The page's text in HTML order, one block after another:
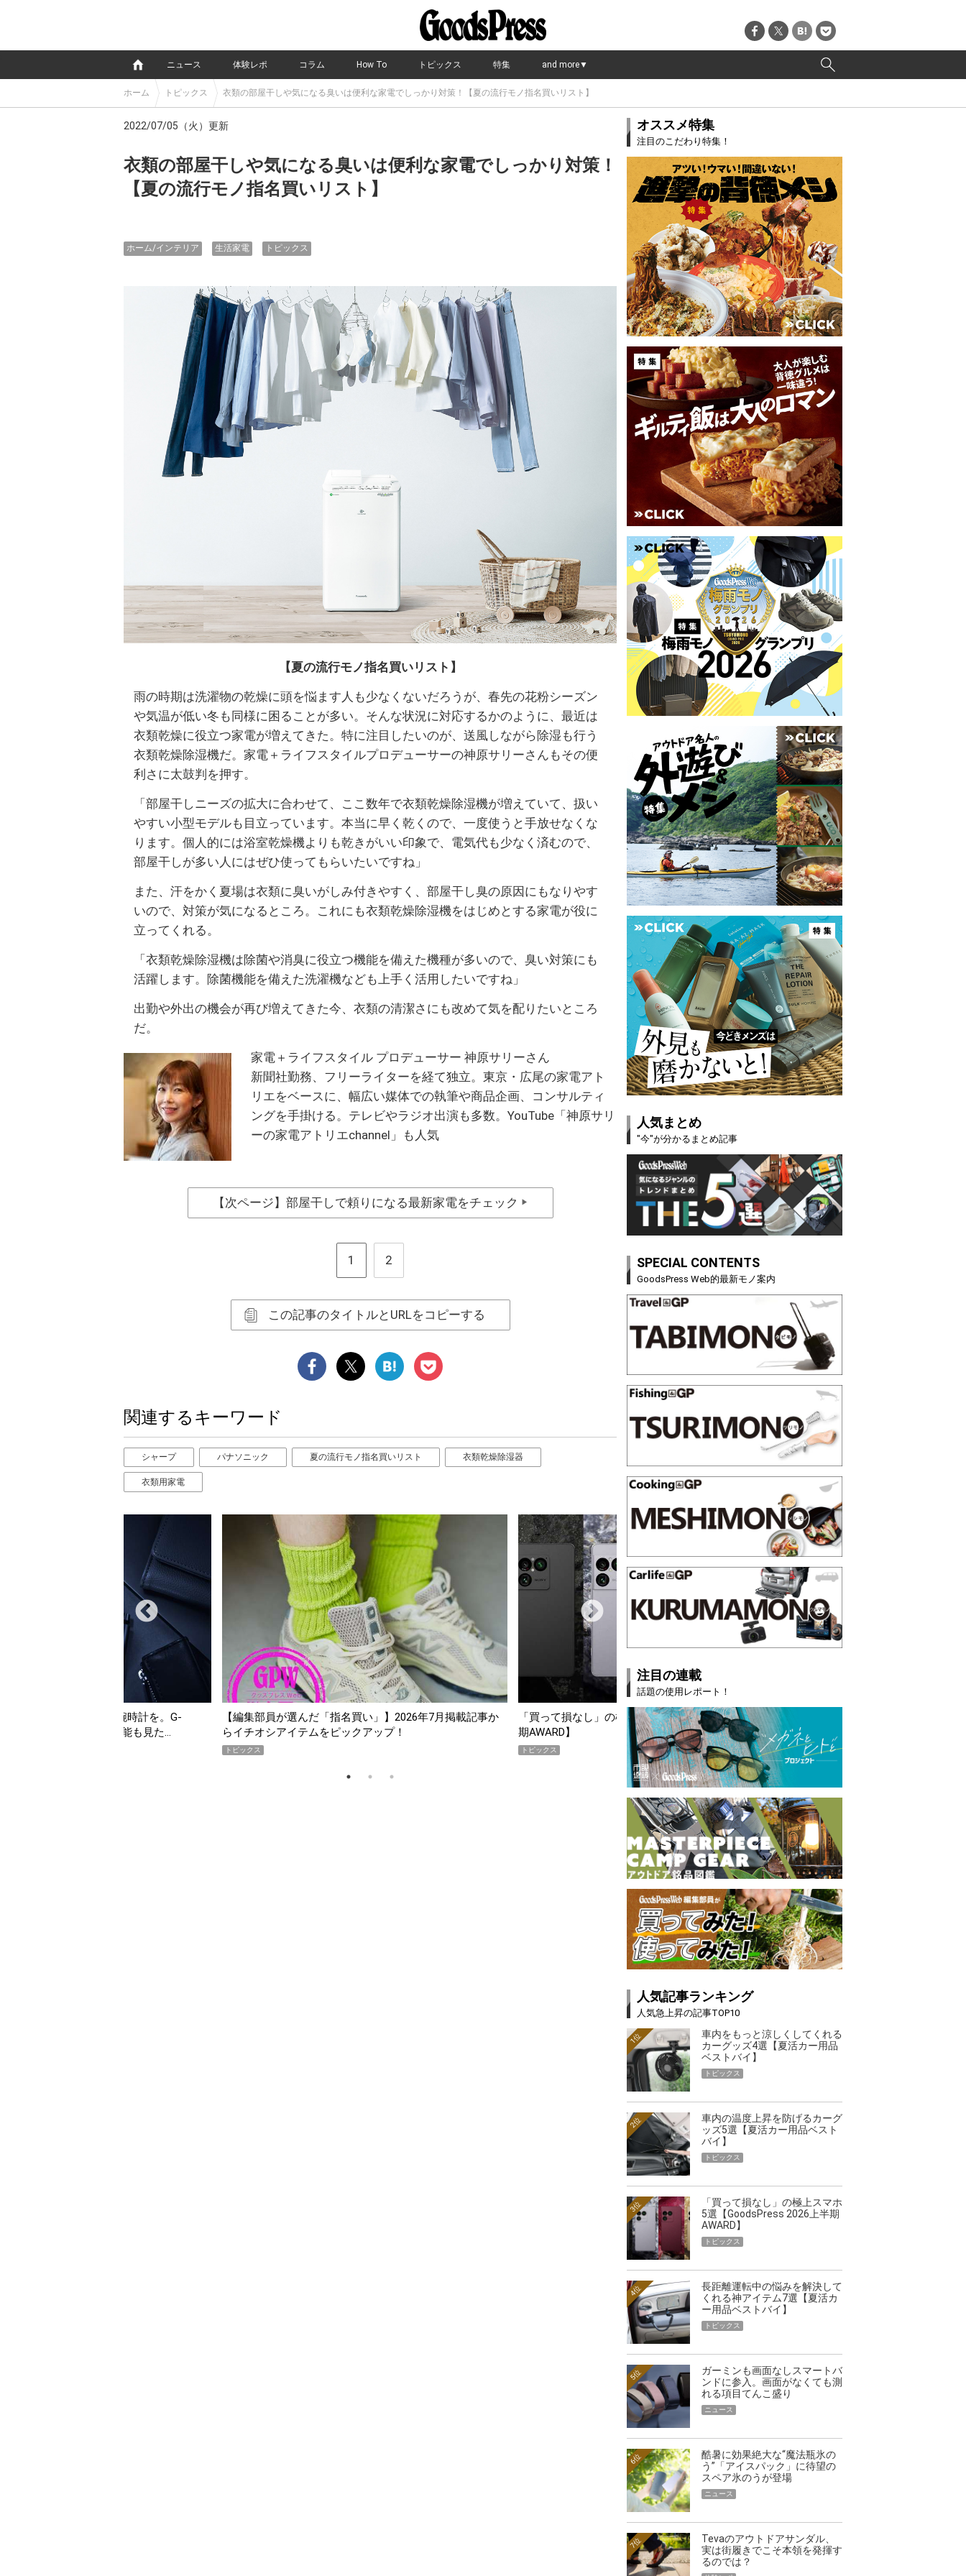
ニュース 体験レポ コラム How To トピックス 特集 and more▼
ホーム トピックス 衣類の部屋干しや気になる臭いは便利な家電でしっかり対策！【夏の流行モノ指名買いリスト】
2022/07/05（火）更新
衣類の部屋干しや気になる臭いは便利な家電でしっかり対策！
【夏の流行モノ指名買いリスト】
ホーム/インテリア 生活家電 トピックス
【夏の流行モノ指名買いリスト】
雨の時期は洗濯物の乾燥に頭を悩ます人も少なくないだろうが、春先の花粉シーズン
や気温が低い冬も同様に困ることが多い。そんな状況に対応するかのように、最近は
衣類乾燥に役立つ家電が増えてきた。特に注目したいのが、送風しながら除湿も行う
衣類乾燥除湿機だ。家電＋ライフスタイルプロデューサーの神原サリーさんもその便
利さに太鼓判を押す。
「部屋干しニーズの拡大に合わせて、ここ数年で衣類乾燥除湿機が増えていて、扱い
やすい小型モデルも目立っています。本当に早く乾くので、一度使うと手放せなくな
ります。個人的には浴室乾燥機よりも乾きがいい印象で、電気代も少なく済むので、
部屋干しが多い人にはぜひ使ってもらいたいですね」
また、汗をかく夏場は衣類に臭いがしみ付きやすく、部屋干し臭の原因にもなりやす
いので、対策が気になるところ。これにも衣類乾燥除湿機をはじめとする家電が役に
立ってくれる。
「衣類乾燥除湿機は除菌や消臭に役立つ機能を備えた機種が多いので、臭い対策にも
活躍します。除菌機能を備えた洗濯機なども上手く活用したいですね」
出勤や外出の機会が再び増えてきた今、衣類の清潔さにも改めて気を配りたいところ
だ。
家電＋ライフスタイル プロデューサー 神原サリーさん
新聞社勤務、フリーライターを経て独立。東京・広尾の家電アト
リエをベースに、幅広い媒体での執筆や商品企画、コンサルティ
ングを手掛ける。テレビやラジオ出演も多数。YouTube「神原サリ
ーの家電アトリエchannel」も人気
【次ページ】部屋干しで頼りになる最新家電をチェック ▶
1 2
この記事のタイトルとURLをコピーする
関連するキーワード
シャープ パナソニック 夏の流行モノ指名買いリスト 衣類乾燥除湿器
衣類用家電
だ「指名買い」】2026年7月掲載記事か
「買って損なし」の極上スマホ5選【GoodsPress 2026上半
期AWARD】
トピックス
薄着になる季節の夏こそ“映える”タフな腕時計を。G-
SHOCK「GRAVITYMASTER」は本当に機能も見た…
PR トピックス
オススメ特集
注目のこだわり特集！
人気まとめ
"今"が分かるまとめ記事
SPECIAL CONTENTS
GoodsPress Web的最新モノ案内
注目の連載
話題の使用レポート！
人気記事ランキング
人気急上昇の記事TOP10
車内をもっと涼しくしてくれる
カーグッズ4選【夏活カー用品
ベストバイ】
1位
トピックス
車内の温度上昇を防げるカーグ
ッズ5選【夏活カー用品ベスト
バイ】
2位
トピックス
「買って損なし」の極上スマホ
5選【GoodsPress 2026上半期
AWARD】
3位
トピックス
長距離運転中の悩みを解決して
くれる神アイテム7選【夏活カ
ー用品ベストバイ】
4位
トピックス
ガーミンも画面なしスマートバ
ンドに参入。画面がなくても測
れる項目てんこ盛り
5位
ニュース
酷暑に効果絶大な“魔法瓶氷の
う”「アイスパック」に待望の
スペア氷のうが登場
6位
ニュース
Tevaのアウトドアサンダル、
実は街履きでこそ本領を発揮す
るのでは？
7位